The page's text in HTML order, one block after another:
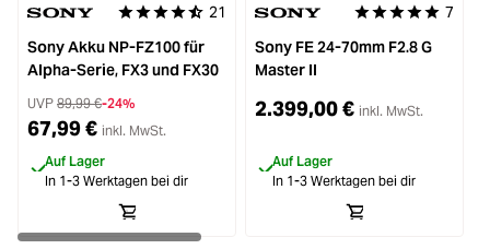
Durchschnittliche Bewertung von 4.8 von 5 Sternen
21
Sony Akku NP-FZ100 für
Alpha-Serie, FX3 und FX30
UVP 89,99 €-24%
67,99 € inkl. MwSt.
Auf Lager
In 1-3 Werktagen bei dir
Durchschnittliche
7
Sony FE 24-70mm F2.8 G
Master II
2.399,00 € inkl. MwSt.
Auf Lager
In 1-3 Werktagen bei dir